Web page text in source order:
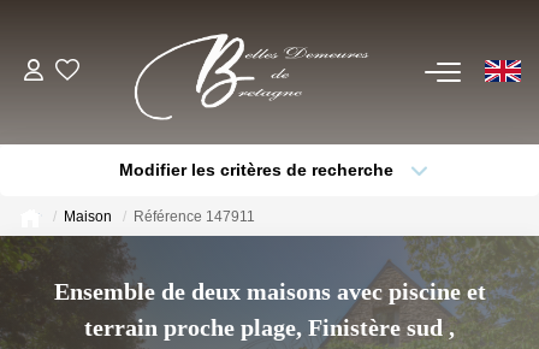
EN
Voir Tous Nos Biens
Châteaux & Manoirs
Propriétés Avec Étangs, Moulins
Bord De Mer
Propriétés Équestres, Rurales
Modifier les critères de recherche
Sélectionnez...
Plus de critères Créer une alerte
Maison Référence 147911
Ensemble de deux maisons avec piscine et
terrain proche plage, Finistère sud ,